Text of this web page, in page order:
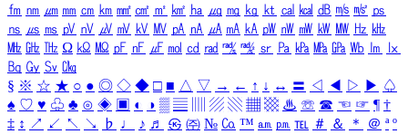
㎙ ㎚ ㎛ ㎜ ㎝ ㎞ ㎟ ㎠ ㎡ ㎢ ㏊ ㎍ ㎎ ㎏ ㏏ ㎈ ㎉ ㏈ ㎧ ㎨ ㎰
㎱ ㎲ ㎳ ㎴ ㎵ ㎶ ㎷ ㎸ ㎹ ㎀ ㎁ ㎂ ㎃ ㎄ ㎺ ㎻ ㎽ ㎾ ㎿ ㎐ ㎑
㎒ ㎓ ㎔ Ω ㏀ ㏁ ㎊ ㎋ ㎌ ㏖ ㏅ ㎭ ㎮ ㎯ ㏛ ㎩ ㎪ ㎫ ㎬ ㏝ ㏐
㏓
㏃ ㏉ ㏜ ㏆
§ ※ ☆ ★ ○ ● ◎ ◇ ◆ □ ■ △ ▽ → ← ↑ ↓ ↔ 〓 ◁ ◀ ▷ ▶ ♤
♠ ♡ ♥ ♧ ♣ ⊙ ◈ ▣ ◐ ◑ ▒ ▤ ▨ ▧ ▦ ▩ ♨ ☏ ☎ ☜ ☞ ¶ †
‡ ↕ ↗ ↙ ↖ ↘ ♭ ♩ ♪ ♬ ㉿ ㈜ № ㏇ ™ ㏂ ㏘ ℡ ＃ ＆ ＊ ＠ ª º